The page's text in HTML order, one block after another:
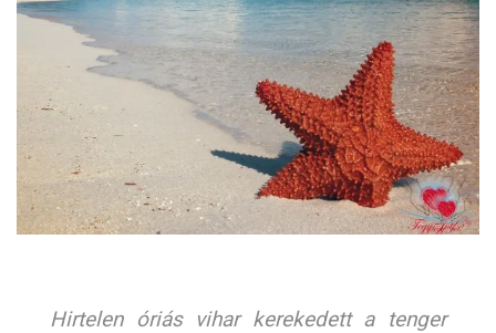
Hirtelen óriás vihar kerekedett a tenger